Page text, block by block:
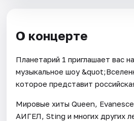
О концерте
Планетарий 1 приглашает вас
музыкальное шоу
которое представит
Мировые хиты Queen,
АИГЕЛ, Sting и многих других